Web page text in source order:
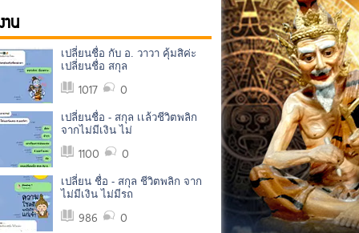
น
เปลี่ยนชื่อ กับ อ. วาวา คุ้มสิค่ะ
เปลี่ยนชื่อ สกุล
1017 0
เปลี่ยนชื่อ - สกุล เเล้วชีวิตพลิก
จากไม่มีเงิน ไม่
1100 0
เปลี่ยน ชื่อ - สกุล ชีวิตพลิก จาก
ไม่มีเงิน ไม่มีรถ
986 0